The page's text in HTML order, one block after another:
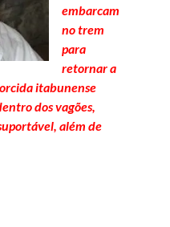
embarcam
no trem
para
retornar a
itabunense
dos vagões,
além de